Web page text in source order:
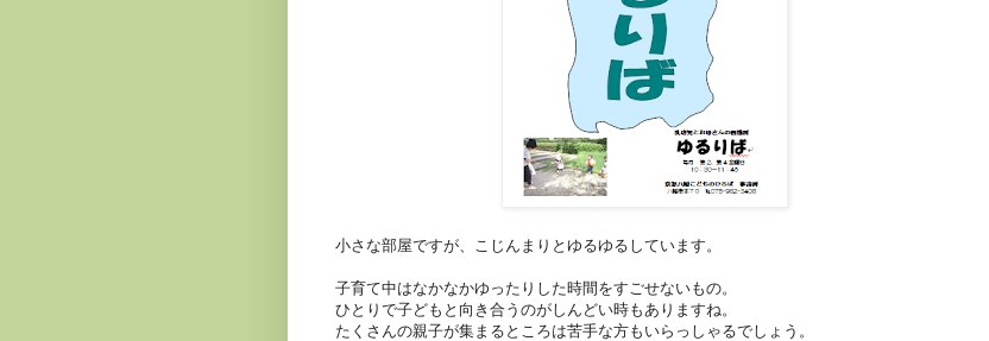
小さな部屋ですが、こじんまりとゆるゆるしています。
子育て中はなかなかゆったりした時間をすごせないもの。
ひとりで子どもと向き合うのがしんどい時もありますね。
たくさんの親子が集まるところは苦手な方もいらっしゃるでしょう。